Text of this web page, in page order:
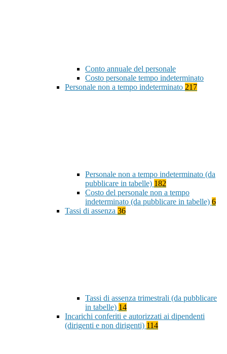
Conto annuale del personale
Costo personale tempo indeterminato
Personale non a tempo indeterminato 217
Personale non a tempo indeterminato (da
pubblicare in tabelle) 182
Costo del personale non a tempo
indeterminato (da pubblicare in tabelle) 6
Tassi di assenza 36
Tassi di assenza trimestrali (da pubblicare
in tabelle) 14
Incarichi conferiti e autorizzati ai dipendenti
(dirigenti e non dirigenti) 114